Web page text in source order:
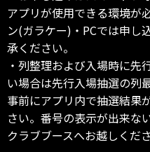
アプリが使用できる環境が
ン(ガラケー)・PCでは申し
承ください。
・列整理および入場時に先
い場合は先行入場抽選の列
事前にアプリ内で抽選結果
さい。番号の表示が出来な
クラブブースへお越しくださ